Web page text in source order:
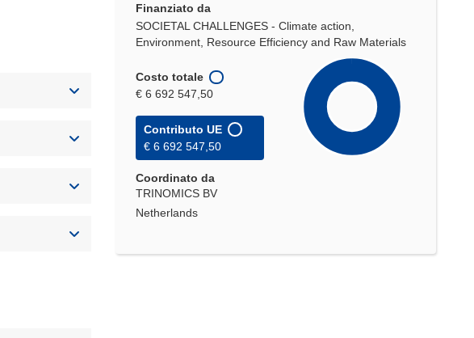
Finanziato da
SOCIETAL CHALLENGES - Climate action,
Environment, Resource Efficiency and Raw Materials
Costo totale
€ 6 692 547,50
Contributo UE
€ 6 692 547,50
Coordinato da
TRINOMICS BV
Netherlands